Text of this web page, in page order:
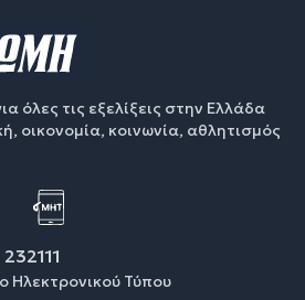
όλες τις εξελίξεις στην Ελλάδα
οικονομία, κοινωνία, αθλητισμός
Ηλεκτρονικού Τύπου